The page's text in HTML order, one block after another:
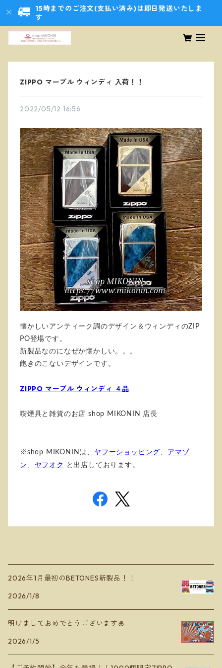
15時までのご注文(支払い済み)は即日発送いたしま
す
ZIPPO マーブル ウィンディ 入荷！！
2022/05/12 16:56
懐かしいアンティーク調のデザイン＆ウィンディのZIP
PO登場です。
新製品なのになぜか懐かしい。。。
飽きのこないデザインです。
ZIPPO マーブル ウィンディ ４品
喫煙具と雑貨のお店 shop MIKONIN 店長
※shop MIKONINは、 ヤフーショッピング 、 アマゾ
ン 、 ヤフオク と出店しております。
2026年1月最初のBETONES新製品！！
2026/1/8
明けましておめでとうございます🎍
2026/1/5